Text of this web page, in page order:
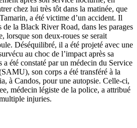
chez lui très tôt dans la matinée, que
a été victime d’un accident. Il
la Black River Road, dans les parages
lorsque son deux-roues se serait
Déséquilibré, il a été projeté avec une
au choc de l’impact après sa
a été constaté par un médecin du Service
son corps a été transféré à la
à Candos, pour une autopsie. Celle-ci,
médecin légiste de la police, a attribué
injuries.